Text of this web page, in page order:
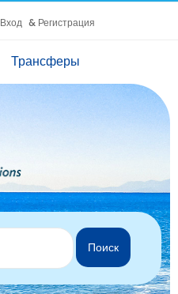
Вход & Регистрация
Трансферы
Поиск